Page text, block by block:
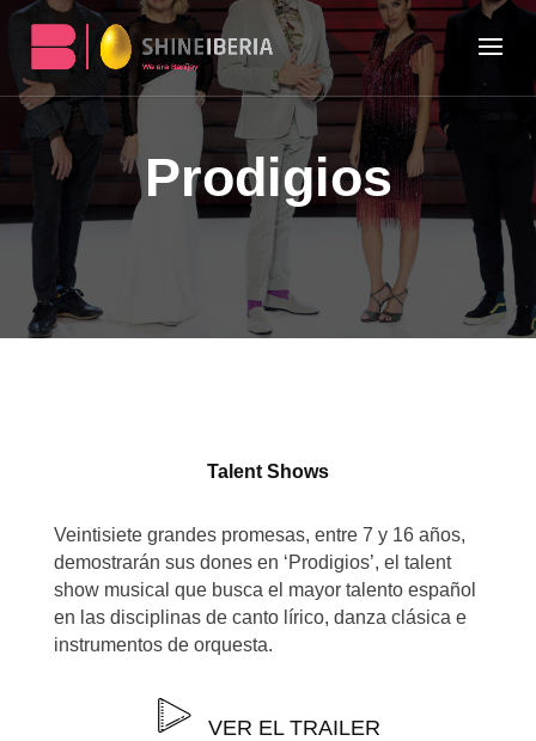
Prodigios
Talent Shows
Veintisiete grandes promesas, entre 7 y 16 años,
demostrarán sus dones en ‘Prodigios’, el talent
show musical que busca el mayor talento español
en las disciplinas de canto lírico, danza clásica e
instrumentos de orquesta.
VER EL TRAILER